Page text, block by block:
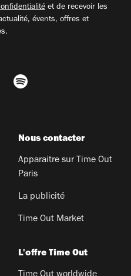
et de recevoir les
évents, offres et
Nous contacter
Apparaitre sur Time Out
Paris
La publicité
Time Out Market
L'offre Time Out